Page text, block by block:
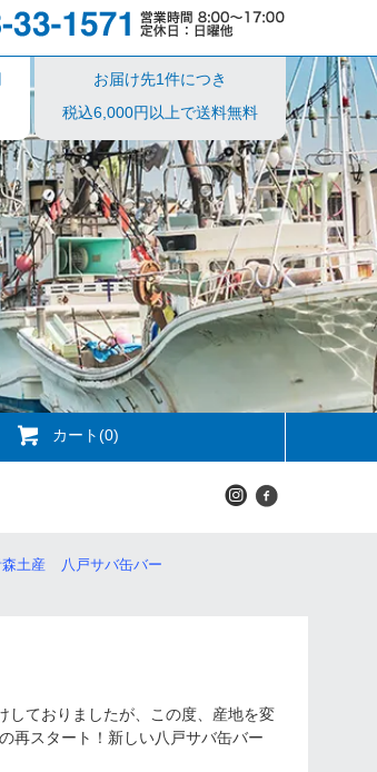
お届け先1件につき
税込6,000円以上で送料無料
カート(0)
土産 八戸サバ缶バー
しておりましたが、この度、産地を変
再スタート！新しい八戸サバ缶バー